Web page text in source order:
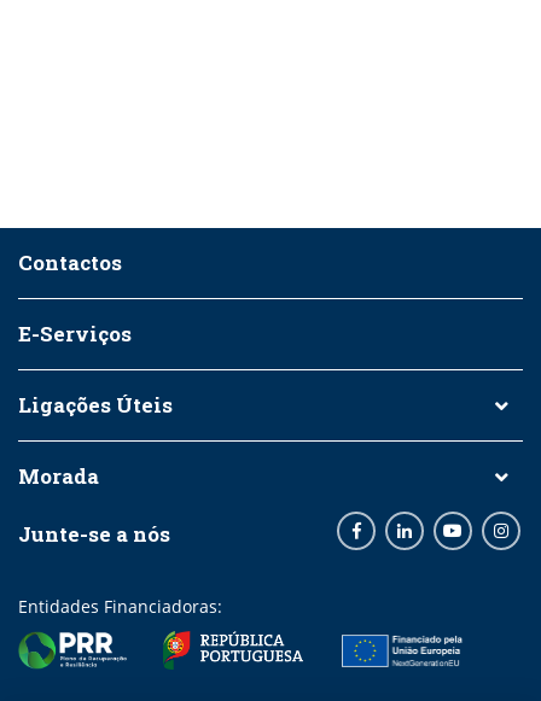
Contactos
E-Serviços
Ligações Úteis
Morada
Junte-se a nós FacebookLinkedInYoutube
Entidades Financiadoras: